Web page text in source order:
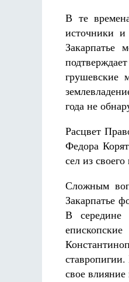
В те
источники
грушевские
года не
Расцвет
Федора
сел из
Сложным
Закарпатье
В середине
свое